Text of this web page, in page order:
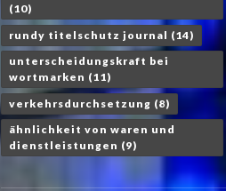
(10)
rundy titelschutz journal (14)
unterscheidungskraft bei
wortmarken (11)
verkehrsdurchsetzung (8)
ähnlichkeit von waren und
dienstleistungen (9)